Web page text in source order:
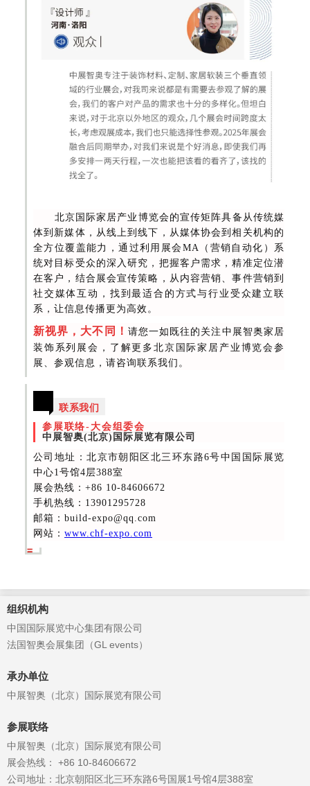
北京国际家居产业博览会的宣传矩阵具备从传统媒
体到新媒体，从线上到线下，从媒体协会到相关机构的
全方位覆盖能力，通过利用展会MA（营销自动化）系
统对目标受众的深入研究，把握客户需求，精准定位潜
在客户，结合展会宣传策略，从内容营销、事件营销到
社交媒体互动，找到最适合的方式与行业受众建立联
系，让信息传播更为高效。
新视界，大不同！ 请您一如既往的关注中展智奥家居
装饰系列展会，了解更多北京国际家居产业博览会参
展、参观信息，请咨询联系我们。
联系我们
参展联络-大会组委会
中展智奥(北京)国际展览有限公司
公司地址：北京市朝阳区北三环东路6号中国国际展览
中心1号馆4层388室
展会热线 ：+86 10-84606672
手机热线：13901295728
邮箱：build-expo@qq.com
网站： www.chf-expo.com
组织机构
中国国际展览中心集团有限公司
法国智奥会展集团（GL events）
承办单位
中展智奥（北京）国际展览有限公司
参展联络
中展智奥（北京）国际展览有限公司
展会热线： +86 10-84606672
公司地址：北京朝阳区北三环东路6号国展1号馆4层388室